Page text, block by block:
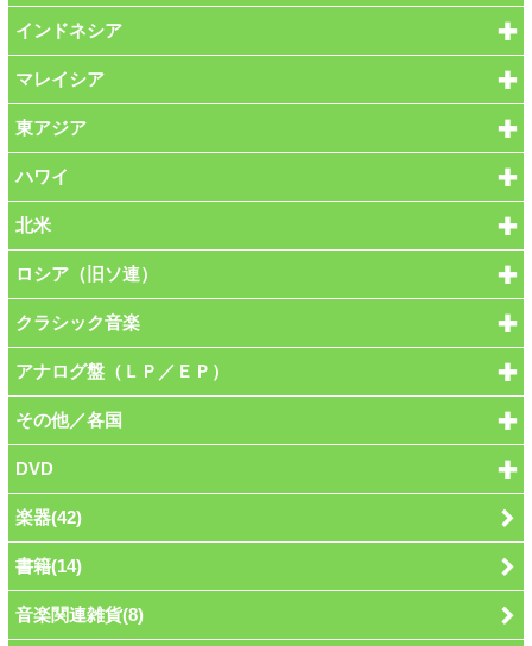
インドネシア
マレイシア
東アジア
ハワイ
北米
ロシア（旧ソ連）
クラシック音楽
アナログ盤（ＬＰ／ＥＰ）
その他／各国
DVD
楽器(42)
書籍(14)
音楽関連雑貨(8)